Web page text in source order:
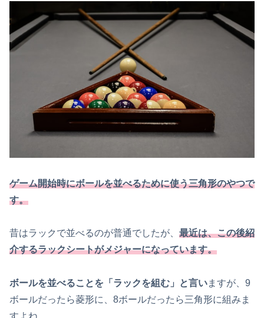
ゲーム開始時にボールを並べるために使う三角形のやつで
す。
昔はラックで並べるのが普通でしたが、 最近は、この後紹
介するラックシートがメジャーになっています。
ボールを並べることを「ラックを組む」と言いますが、9
ボールだったら菱形に、8ボールだったら三角形に組みま